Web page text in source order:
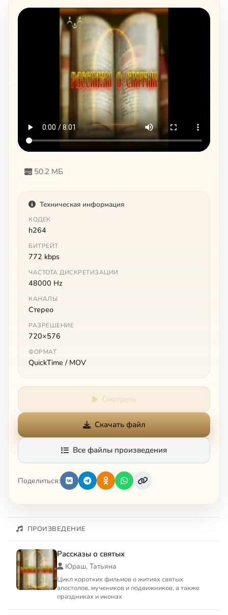
50.2 МБ
Техническая информация
КОДЕК
h264
БИТРЕЙТ
772 kbps
ЧАСТОТА ДИСКРЕТИЗАЦИИ
48000 Hz
КАНАЛЫ
Стерео
РАЗРЕШЕНИЕ
720×576
ФОРМАТ
QuickTime / MOV
Смотреть
Скачать файл
Все файлы произведения
Поделиться:
ПРОИЗВЕДЕНИЕ
Рассказы о святых
Юраш, Татьяна
Цикл коротких фильмов о житиях святых
апостолов, мучеников и подвижников, а также
праздниках и иконах